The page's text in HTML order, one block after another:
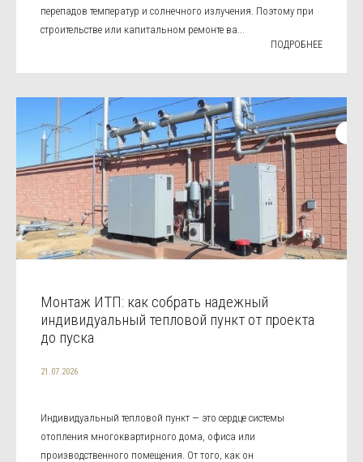
перепадов температур и солнечного излучения. Поэтому при
строительстве или капитальном ремонте ва...
ПОДРОБНЕЕ
Монтаж ИТП: как собрать надежный
индивидуальный тепловой пункт от проекта
до пуска
21.07.2026
Индивидуальный тепловой пункт — это сердце системы
отопления многоквартирного дома, офиса или
производственного помещения. От того, как он